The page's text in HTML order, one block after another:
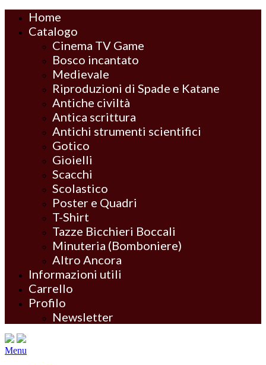
Home
Catalogo
Cinema TV Game
Bosco incantato
Medievale
Riproduzioni di Spade e Katane
Antiche civiltà
Antica scrittura
Antichi strumenti scientifici
Gotico
Gioielli
Scacchi
Scolastico
Poster e Quadri
T-Shirt
Tazze Bicchieri Boccali
Minuteria (Bomboniere)
Altro Ancora
Informazioni utili
Carrello
Profilo
Newsletter
Menu